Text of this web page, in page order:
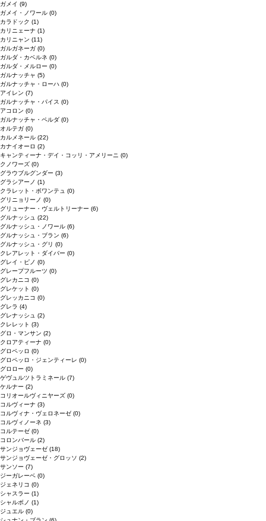
ガメイ (9)
ガメイ・ノワール (0)
カラドック (1)
カリニェーナ (1)
カリニャン (11)
ガルガネーガ (0)
ガルダ・カベルネ (0)
ガルダ・メルロー (0)
ガルナッチャ (5)
ガルナッチャ・ローハ (0)
アイレン (7)
ガルナッチャ・パイス (0)
アコロン (0)
ガルナッチャ・ペルダ (0)
オルテガ (0)
カルメネール (22)
カナイオーロ (2)
キャンティーナ・デイ・コッリ・アメリーニ (0)
クノワーズ (0)
グラウブルグンダー (3)
グラシアーノ (1)
クラレット・ボワンテュ (0)
グリニョリーノ (0)
グリューナー・ヴェルトリーナー (6)
グルナッシュ (22)
グルナッシュ・ノワール (6)
グルナッシュ・ブラン (6)
グルナッシュ・グリ (0)
クレアレット・ダイバー (0)
グレイ・ピノ (0)
グレープフルーツ (0)
グレカニコ (0)
グレケット (0)
グレッカニコ (0)
グレラ (4)
グレナッシュ (2)
クレレット (3)
グロ・マンサン (2)
クロアティーナ (0)
グロペッロ (0)
グロペッロ・ジェンティーレ (0)
グロロー (0)
ゲヴュルツトラミネール (7)
ケルナー (2)
コリオールヴィニヤーズ (0)
コルヴィーナ (3)
コルヴィナ・ヴェロネーゼ (0)
コルヴィノーネ (3)
コルテーゼ (0)
コロンバール (2)
サンジョヴェーゼ (18)
サンジョヴェーゼ・グロッソ (2)
サンソー (7)
ジーガレーベ (0)
ジェネリコ (0)
シャスラー (1)
シャルボノ (1)
ジュエル (0)